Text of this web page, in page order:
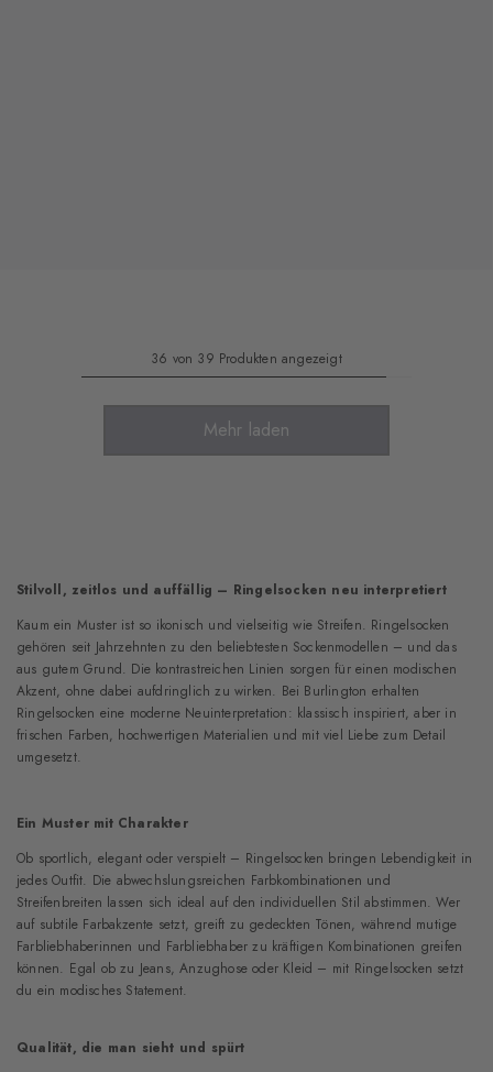
36 von 39 Produkten angezeigt
Mehr laden
Stilvoll, zeitlos und auffällig – Ringelsocken neu interpretiert
Kaum ein Muster ist so ikonisch und vielseitig wie Streifen. Ringelsocken
gehören seit Jahrzehnten zu den beliebtesten Sockenmodellen – und das
aus gutem Grund. Die kontrastreichen Linien sorgen für einen modischen
Akzent, ohne dabei aufdringlich zu wirken. Bei Burlington erhalten
Ringelsocken eine moderne Neuinterpretation: klassisch inspiriert, aber in
frischen Farben, hochwertigen Materialien und mit viel Liebe zum Detail
umgesetzt.
Ein Muster mit Charakter
Ob sportlich, elegant oder verspielt – Ringelsocken bringen Lebendigkeit in
jedes Outfit. Die abwechslungsreichen Farbkombinationen und
Streifenbreiten lassen sich ideal auf den individuellen Stil abstimmen. Wer
auf subtile Farbakzente setzt, greift zu gedeckten Tönen, während mutige
Farbliebhaberinnen und Farbliebhaber zu kräftigen Kombinationen greifen
können. Egal ob zu Jeans, Anzughose oder Kleid – mit Ringelsocken setzt
du ein modisches Statement.
Qualität, die man sieht und spürt